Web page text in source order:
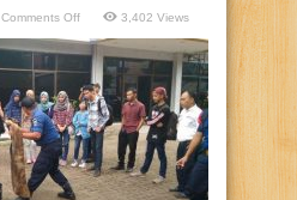
Comments Offon
Mahasiswa
STMIK
Nusa
Mandiri
Jakarta
Ikuti
Simulasi
Pemadaman
Kebakaran
3,402 Views